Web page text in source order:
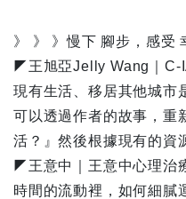
》 》 》慢下 腳步，感受
◤王旭亞Jelly Wang｜C-
現有生活、移居其他城市
可以透過作者的故事，重
活？』然後根據現有的資
◤王意中｜王意中心理治
時間的流動裡，如何細膩